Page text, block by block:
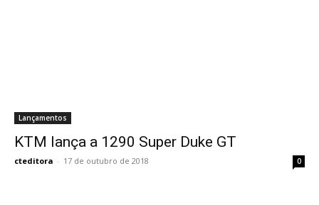
Lançamentos
KTM lança a 1290 Super Duke GT
cteditora - 17 de outubro de 2018 0